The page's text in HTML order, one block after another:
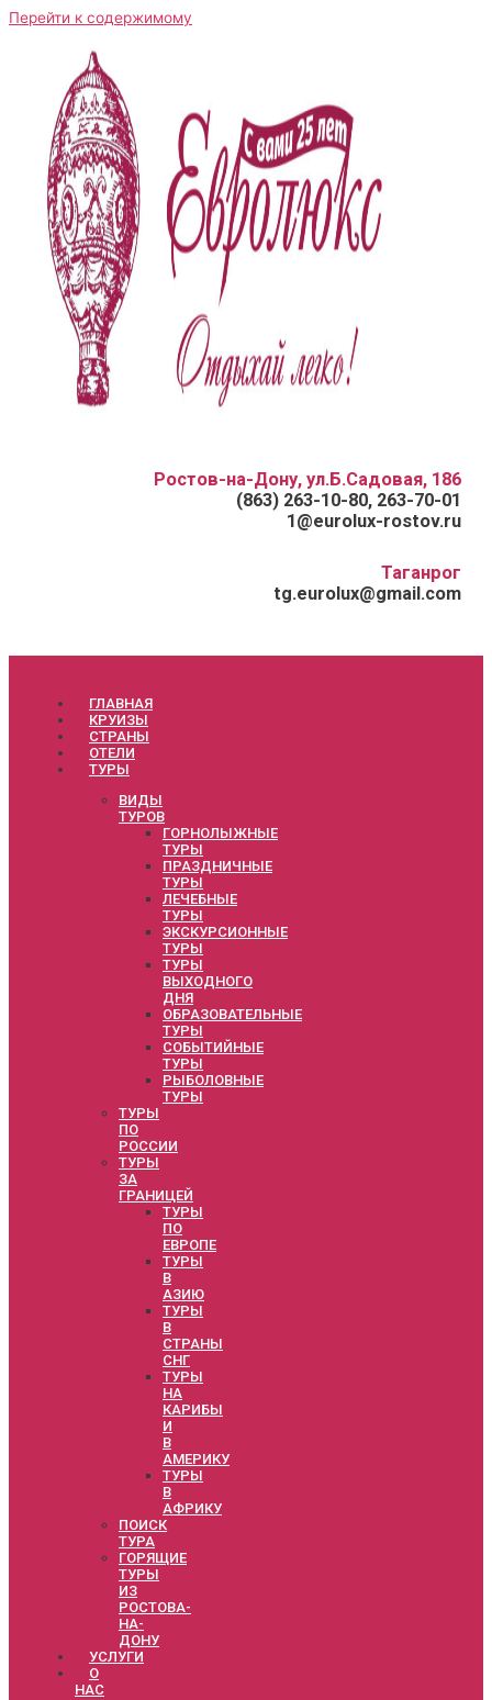
Перейти к содержимому
Ростов-на-Дону, ул.Б.Садовая, 186
(863) 263-10-80, 263-70-01
1@eurolux-rostov.ru
Таганрог
tg.eurolux@gmail.com
ГЛАВНАЯ
КРУИЗЫ
СТРАНЫ
ОТЕЛИ
ТУРЫ
ВИДЫ
ТУРОВ
ГОРНОЛЫЖНЫЕ
ТУРЫ
ПРАЗДНИЧНЫЕ
ТУРЫ
ЛЕЧЕБНЫЕ
ТУРЫ
ЭКСКУРСИОННЫЕ
ТУРЫ
ТУРЫ
ВЫХОДНОГО
ДНЯ
ОБРАЗОВАТЕЛЬНЫЕ
ТУРЫ
СОБЫТИЙНЫЕ
ТУРЫ
РЫБОЛОВНЫЕ
ТУРЫ
ТУРЫ
ПО
РОССИИ
ТУРЫ
ЗА
ГРАНИЦЕЙ
ТУРЫ
ПО
ЕВРОПЕ
ТУРЫ
В
АЗИЮ
ТУРЫ
В
СТРАНЫ
СНГ
ТУРЫ
НА
КАРИБЫ
И
В
АМЕРИКУ
ТУРЫ
В
АФРИКУ
ПОИСК
ТУРА
ГОРЯЩИЕ
ТУРЫ
ИЗ
РОСТОВА-
НА-
ДОНУ
УСЛУГИ
О
НАС